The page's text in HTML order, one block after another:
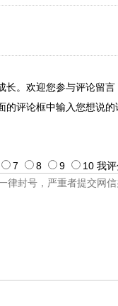
长。欢迎您参与评论留言
的评论框中输入您想说的
7 8 9 10 我评